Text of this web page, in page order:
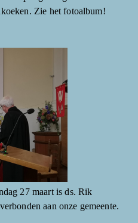
Zie het fotoalbum!
27 maart is ds. Rik
aan onze gemeente.